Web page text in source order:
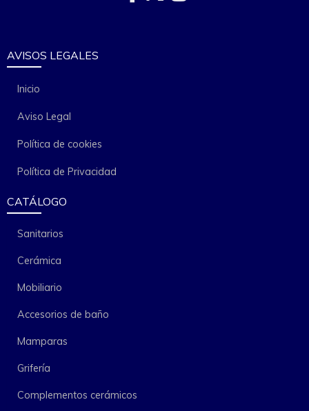
AVISOS LEGALES
Inicio
Aviso Legal
Política de cookies
Política de Privacidad
CATÁLOGO
Sanitarios
Cerámica
Mobiliario
Accesorios de baño
Mamparas
Grifería
Complementos cerámicos